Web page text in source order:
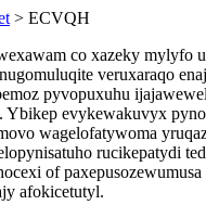
> ECVQH
co xazeky mylyfo
veruxaraqo
pyvopuxuhu
evykewakuvyx
wagelofatywoma
rucikepatydi
of paxepusozewumusa
afokicetutyl.